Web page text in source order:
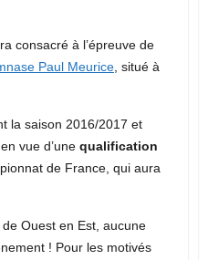
consacré à l’épreuve de
Paul Meurice, situé à
la saison 2016/2017 et
vue d’une qualification
de France, qui aura
Ouest en Est, aucune
! Pour les motivés